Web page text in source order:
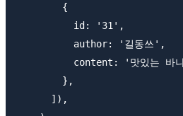
        {
          id: '31',
          author: '길동쓰',
content: '맛있는 바
        },
      ]),